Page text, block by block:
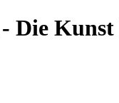
Die